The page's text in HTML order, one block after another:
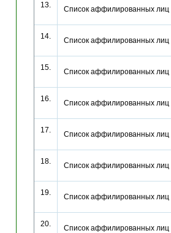
13. Список аффилированных
14. Список аффилированных
15. Список аффилированных
16. Список аффилированных
17. Список аффилированных
18. Список аффилированных
19. Список аффилированных
20. Список аффилированных